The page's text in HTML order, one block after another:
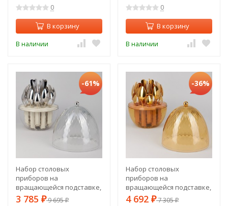
0
В корзину
В наличии
0
В корзину
В наличии
-61%
Набор столовых
приборов на
вращающейся подставке,
24пр., сталь 18/10 Agness
3 785 ₽9 695₽
-36%
Набор столовых
приборов на
вращающейся подставке,
24пр, пвд покрытие
4 692 ₽7 305₽